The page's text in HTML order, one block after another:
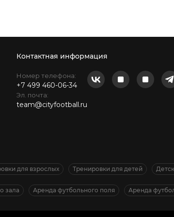
Контактная информация
Номер телефона:
+7 499 460-06-34
Эл. почта:
team@cityfootball.ru
для взрослых Тренировки для детей
зала Аренда футбольного поля Аренда